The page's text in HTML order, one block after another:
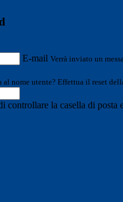
E-mail Verrà inviato un
al nome utente? Effettua il reset
controllare la casella di posta